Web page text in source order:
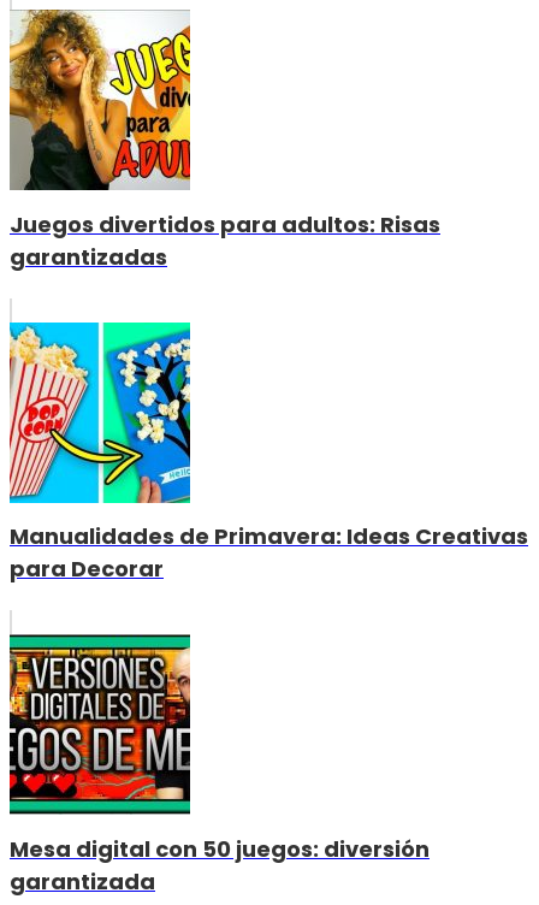
Juegos divertidos para adultos: Risas
garantizadas
Manualidades de Primavera: Ideas Creativas
para Decorar
Mesa digital con 50 juegos: diversión
garantizada